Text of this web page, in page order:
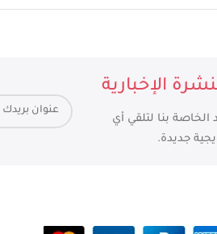
الإخبارية
الخاصة بنا لتلقي أي
جديدة.